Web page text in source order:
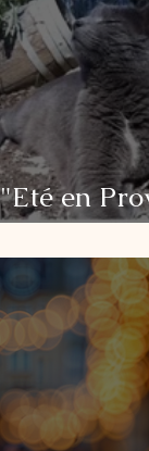
"Eté en
oliviers à